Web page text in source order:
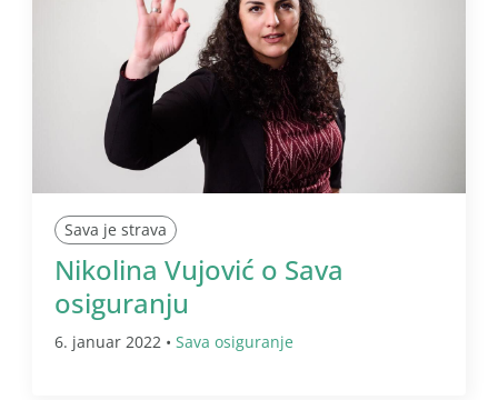
Sava je strava
Nikolina Vujović o Sava
osiguranju
6. januar 2022 • Sava osiguranje